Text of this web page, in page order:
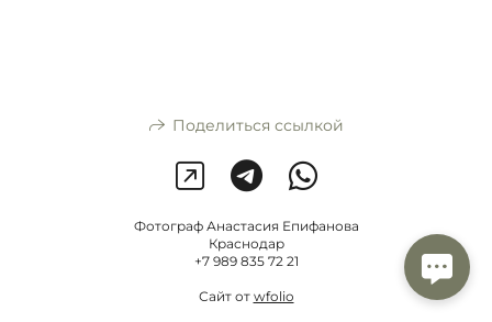
Поделиться ссылкой
Фотограф Анастасия Епифанова
Краснодар
+7 989 835 72 21
Сайт от wfolio